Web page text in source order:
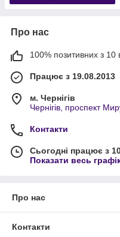
Про нас
100% позитивних з 10
Працює з 19.08.2013
м. Чернігів
Чернігів, проспект
Контакти
Сьогодні працює з
Показати весь
Про нас
Контакти